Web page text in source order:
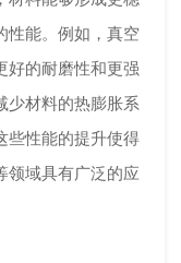
性能。例如，真空
好的耐磨性和更强
少材料的热膨胀系
些性能的提升使得
领域具有广泛的应